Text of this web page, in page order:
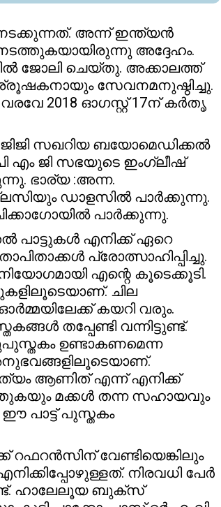
അന്ന് ഇന്ത്യൻ
അദ്ദേഹം.
ജോലി ചെയ്തു. അക്കാലത്ത്
സേവനമനുഷ്ഠിച്ചു.
വരവേ 2018 ഓഗസ്റ്റ് 17ന് കർതൃ
സഖറിയ ബയോമെഡിക്കൽ
എം ജി സഭയുടെ ഇംഗ്ലീഷ്
ഭാര്യ :അന്ന.
ഡാളസിൽ പാർക്കുന്നു.
പാർക്കുന്നു.
പാട്ടുകൾ എനിക്ക് ഏറെ
പ്രോത്സാഹിപ്പിച്ചു.
എന്റെ കൂടെക്കൂടി.
ചില
കയറി വരും.
തപ്പേണ്ടി വന്നിട്ടുണ്ട്.
ഉണ്ടാകണമെന്ന
ആണിത് എന്ന് എനിക്ക്
തുകയും മക്കൾ തന്ന സഹായവും
പാട്ട് പുസ്തകം
വേണ്ടിയെങ്കിലും
നിരവധി പേർ
ഹാലേലൂയ ബുക്സ്